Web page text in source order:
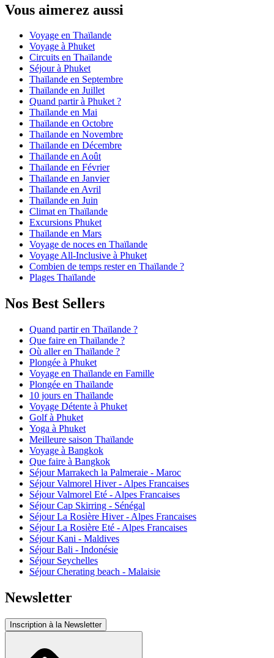
Vous aimerez aussi
Voyage en Thaïlande
Voyage à Phuket
Circuits en Thaïlande
Séjour à Phuket
Thaïlande en Septembre
Thaïlande en Juillet
Quand partir à Phuket ?
Thaïlande en Mai
Thaïlande en Octobre
Thaïlande en Novembre
Thaïlande en Décembre
Thaïlande en Août
Thaïlande en Février
Thaïlande en Janvier
Thaïlande en Avril
Thaïlande en Juin
Climat en Thaïlande
Excursions Phuket
Thaïlande en Mars
Voyage de noces en Thaïlande
Voyage All-Inclusive à Phuket
Combien de temps rester en Thaïlande ?
Plages Thaïlande
Nos Best Sellers
Quand partir en Thaïlande ?
Que faire en Thaïlande ?
Où aller en Thaïlande ?
Plongée à Phuket
Voyage en Thaïlande en Famille
Plongée en Thaïlande
10 jours en Thaïlande
Voyage Détente à Phuket
Golf à Phuket
Yoga à Phuket
Meilleure saison Thaïlande
Voyage à Bangkok
Que faire à Bangkok
Séjour Marrakech la Palmeraie - Maroc
Séjour Valmorel Hiver - Alpes Francaises
Séjour Valmorel Eté - Alpes Francaises
Séjour Cap Skirring - Sénégal
Séjour La Rosière Hiver - Alpes Francaises
Séjour La Rosière Eté - Alpes Francaises
Séjour Kani - Maldives
Séjour Bali - Indonésie
Séjour Seychelles
Séjour Cherating beach - Malaisie
Newsletter
Inscription à la Newsletter